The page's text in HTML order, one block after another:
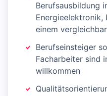
Berufsausbildung
einem
Berufseinsteiger
Facharbeiter sind
willkommen